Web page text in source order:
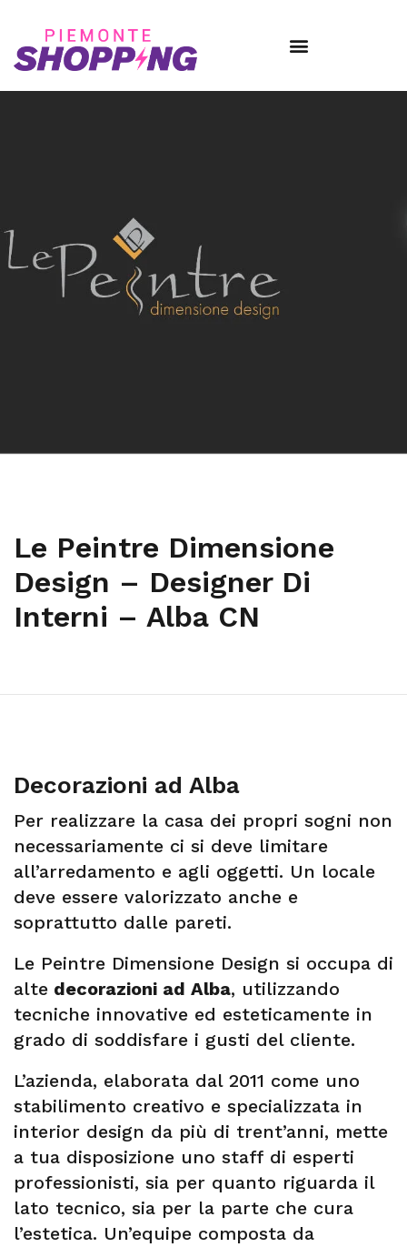
Le Peintre Dimensione
Design – Designer Di
Interni – Alba CN
Decorazioni ad Alba
Per realizzare la casa dei propri sogni non
necessariamente ci si deve limitare
all’arredamento e agli oggetti. Un locale
deve essere valorizzato anche e
soprattutto dalle pareti.
Le Peintre Dimensione Design si occupa di
alte decorazioni ad Alba, utilizzando
tecniche innovative ed esteticamente in
grado di soddisfare i gusti del cliente.
L’azienda, elaborata dal 2011 come uno
stabilimento creativo e specializzata in
interior design da più di trent’anni, mette
a tua disposizione uno staff di esperti
professionisti, sia per quanto riguarda il
lato tecnico, sia per la parte che cura
l’estetica. Un’equipe composta da